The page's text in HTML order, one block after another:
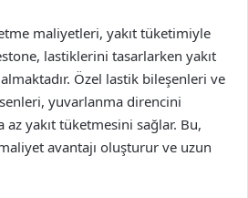
maliyetleri, yakıt tüketimiyle
lastiklerini tasarlarken yakıt
Özel lastik bileşenleri ve
yuvarlanma direncini
yakıt tüketmesini sağlar. Bu,
avantajı oluşturur ve uzun